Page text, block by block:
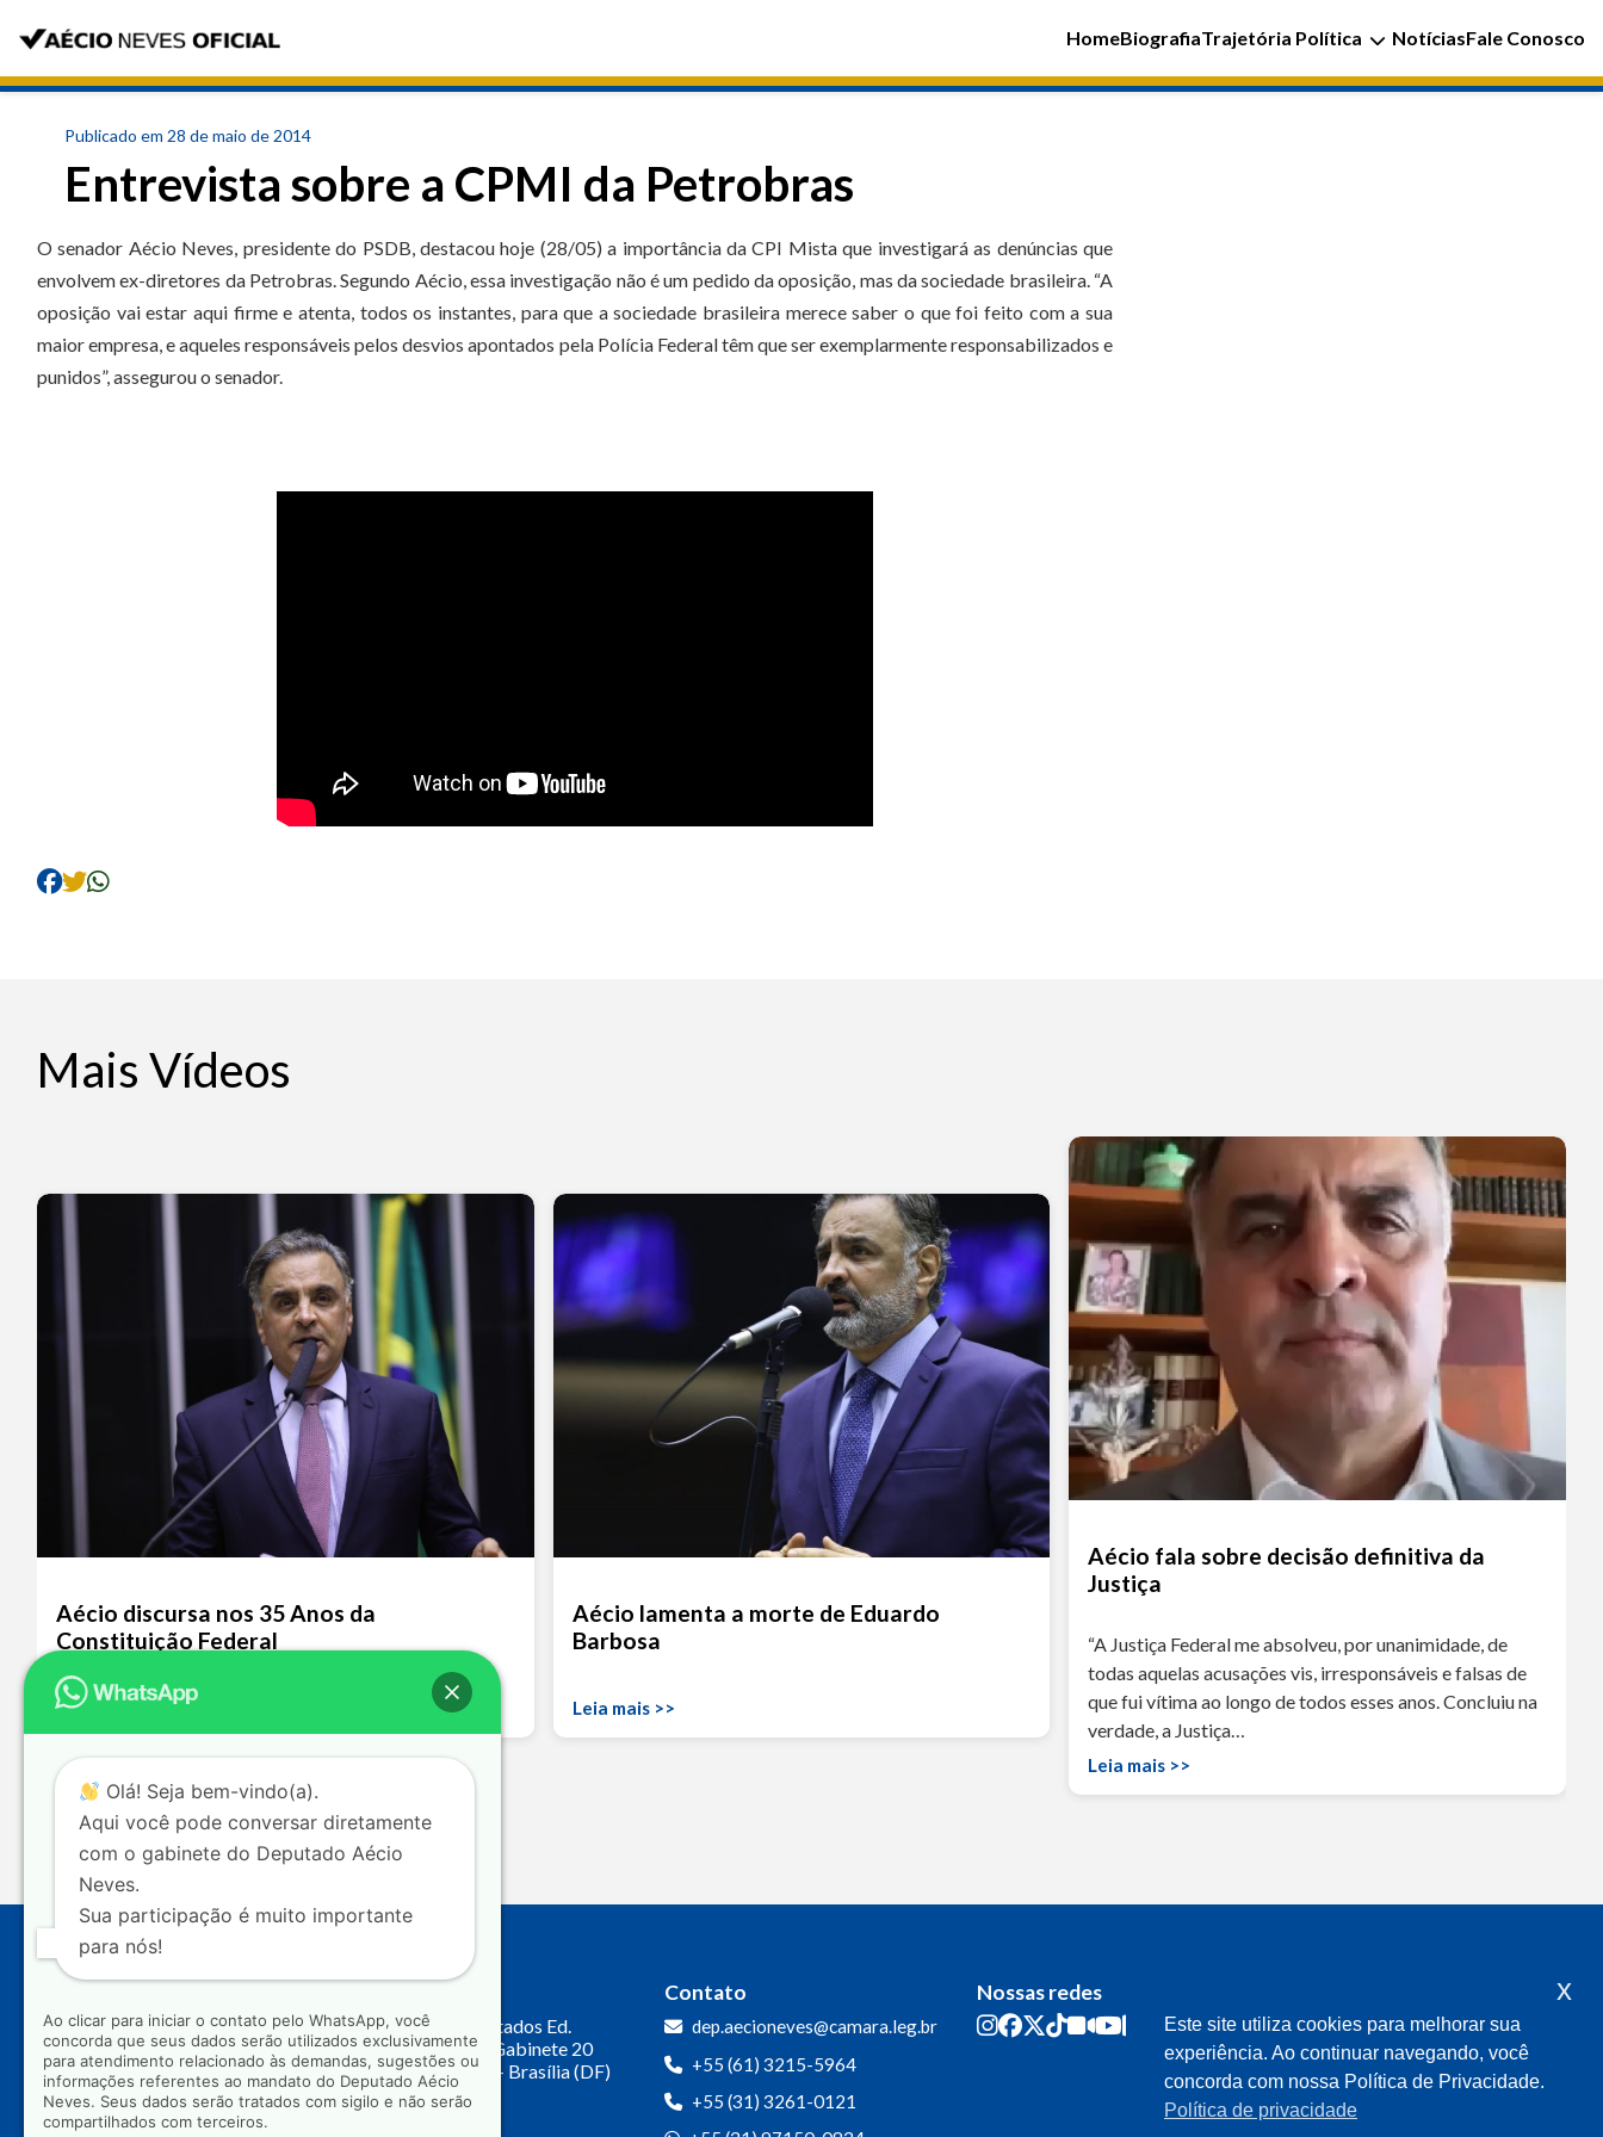
HomeBiografiaTrajetória Política NotíciasFale Conosco
Publicado em 28 de maio de 2014
Entrevista sobre a CPMI da Petrobras
O senador Aécio Neves, presidente do PSDB, destacou hoje (28/05) a importância da CPI Mista que investigará as denúncias que
envolvem ex-diretores da Petrobras. Segundo Aécio, essa investigação não é um pedido da oposição, mas da sociedade brasileira. “A
oposição vai estar aqui firme e atenta, todos os instantes, para que a sociedade brasileira merece saber o que foi feito com a sua
maior empresa, e aqueles responsáveis pelos desvios apontados pela Polícia Federal têm que ser exemplarmente responsabilizados e
punidos”, assegurou o senador.
Mais Vídeos
Aécio discursa nos 35 Anos da
Constituição Federal
Leia mais >>
Aécio lamenta a morte de Eduardo
Barbosa
Leia mais >>
Aécio fala sobre decisão definitiva da
Justiça
“A Justiça Federal me absolveu, por unanimidade, de
todas aquelas acusações vis, irresponsáveis e falsas de
que fui vítima ao longo de todos esses anos. Concluiu na
verdade, a Justiça…
Leia mais >>
Câmara dos Deputados Ed.
Principal, Ala C – Gabinete 20
CEP: 70.160-900 – Brasília (DF)
Contato
dep.aecioneves@camara.leg.br
+55 (61) 3215-5964
+55 (31) 3261-0121
Nossas redes
Olá! Seja bem-vindo(a).
Aqui você pode conversar diretamente
com o gabinete do Deputado Aécio
Neves.
Sua participação é muito importante
para nós!
Ao clicar para iniciar o contato pelo WhatsApp, você
concorda que seus dados serão utilizados exclusivamente
para atendimento relacionado às demandas, sugestões ou
informações referentes ao mandato do Deputado Aécio
Neves. Seus dados serão tratados com sigilo e não serão
compartilhados com terceiros.
Este site utiliza cookies para melhorar sua
experiência. Ao continuar navegando, você
concorda com nossa Política de Privacidade.
Política de privacidade
x